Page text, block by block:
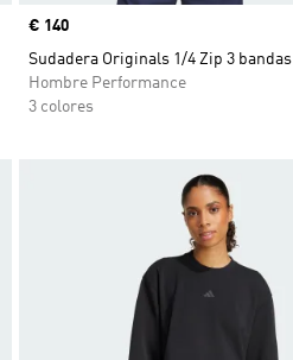
Precio
€ 140
Sudadera Originals 1/4 Zip 3 bandas
Hombre Performance
3 colores
Añadir a la lista de deseos